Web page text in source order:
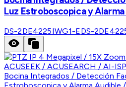
Luz Estroboscopica y
DS-2DE4225IWG1-EDS-